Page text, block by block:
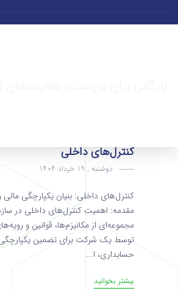
کنترل‌های داخلی
دوشنبه , 19 خرداد 1404
کنترل‌های داخلی: بنیان یکپارچگی مالی
مقدمه: اهمیت کنترل‌های داخلی در
مجموعه‌ای از مکانیزم‌ها، قوانین و
توسط یک شرکت برای تضمین یکپارچگی
حسابداری، ا...
بیشتر بخوانید